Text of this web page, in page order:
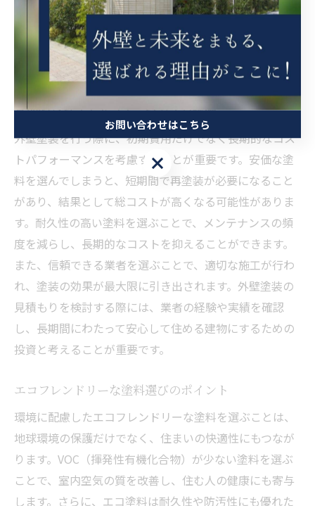
の環境要因を考慮し、最適な塗料と施工方法を提案でき
るかどうかが信頼のポイントです。適切な環境分析を行
い、それに基づいた提案をしてくれる業者を選ぶこと
が、外壁塗装の成功につながります。
長期的なコストパフォーマンスを評価
外壁塗装を行う際に、初期費用だけでなく長期的なコス
トパフォーマンスを考慮することが重要です。安価な塗
料を選んでしまうと、短期間で再塗装が必要になること
があり、結果として総コストが高くなる可能性がありま
す。耐久性の高い塗料を選ぶことで、メンテナンスの頻
度を減らし、長期的なコストを抑えることができます。
また、信頼できる業者を選ぶことで、適切な施工が行わ
れ、塗装の効果が最大限に引き出されます。外壁塗装の
見積もりを検討する際には、業者の経験や実績を確認
し、長期間にわたって安心して住める建物にするための
投資と考えることが重要です。
エコフレンドリーな塗料選びのポイント
環境に配慮したエコフレンドリーな塗料を選ぶことは、
地球環境の保護だけでなく、住まいの快適性にもつなが
ります。VOC（揮発性有機化合物）が少ない塗料を選ぶ
ことで、室内空気の質を改善し、住む人の健康にも寄与
します。さらに、エコ塗料は耐久性や防汚性にも優れた
お問い合わせはこちら
お問い合わせはこちら